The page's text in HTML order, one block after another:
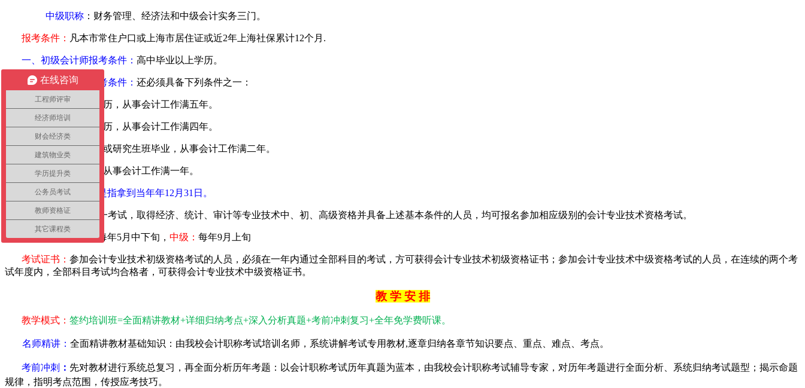
中级职称 ：财务管理、经济法和中级会计实务三门。
报考条件： 凡本市常住户口或上海市居住证或近2年上海社保累计12个月.
一、初级会计师报考条件： 高中毕业以上学历。
二、中级会计师报考条件： 还必须具备下列条件之一：
、取得大学专科学历，从事会计工作满五年。
2、取得大学本科学历，从事会计工作满四年。
3、取得双学士学位或研究生班毕业，从事会计工作满二年。
、取得硕士学位，从事会计工作满一年。
以上工作年限计算是指拿到当年年12 月31 日 。
三．对通过全国统一考试，取得经济、统计、审计等专业技术中、初、高级资格并具备上述基本条件的人员，均可报名参加相应级别的会计专业技术资格考试。
考试时间：初级：每年5月中下旬，中级：每年9月上旬
考试证书： 参加会计专业技术初级资格考试的人员，必须在一年内通过全部科目的考试，方可获得会计专业技术初级资格证书；参加会计专业技术中级资格考试的人员，在连续的两个考
试年度内，全部科目考试均合格者，可获得会计专业技术中级资格证书。
教 学 安 排
教学模式： 签约培训班=全面精讲教材+详细归纳考点+深入分析真题+考前冲刺复习+全年免学费听课。
名师精讲： 全面精讲教材基础知识 ：由我校会计职称考试培训名师， 系统讲解考试专用教材,逐章归纳各章节知识要点、重点、难点、考点。
考前冲刺 ： 先对教材进行系统总复习，再全面分析历年考题：以会计职称考试历年真题为蓝本，由我校会计职称考试辅导专家，对历年考题进行全面分析、系统归纳考试题型；揭示命题
规律，指明考点范围，传授应考技巧。
在线咨询
工程师评审
经济师培训
财会经济类
建筑物业类
学历提升类
公务员考试
教师资格证
其它课程类